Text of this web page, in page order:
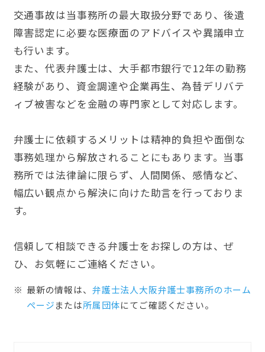
交通事故は当事務所の最大取扱分野であり、後遺
障害認定に必要な医療面のアドバイスや異議申立
も行います。
また、代表弁護士は、大手都市銀行で12年の勤務
経験があり、資金調達や企業再生、為替デリバテ
ィブ被害などを金融の専門家として対応します。
弁護士に依頼するメリットは精神的負担や面倒な
事務処理から解放されることにもあります。当事
務所では法律論に限らず、人間関係、感情など、
幅広い観点から解決に向けた助言を行っておりま
す。
信頼して相談できる弁護士をお探しの方は、ぜ
ひ、お気軽にご連絡ください。
最新の情報は、 弁護士法人大阪弁護士事務所のホーム
ぺージまたは所属団体にてご確認ください。